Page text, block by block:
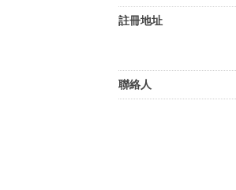
註冊地址
聯絡人